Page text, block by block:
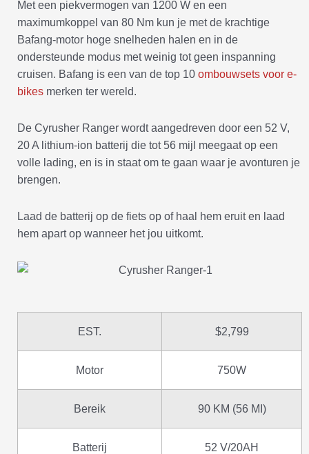
Met een piekvermogen van 1200 W en een
maximumkoppel van 80 Nm kun je met de krachtige
Bafang-motor hoge snelheden halen en in de
ondersteunde modus met weinig tot geen inspanning
cruisen. Bafang is een van de top 10 ombouwsets voor e-
bikes merken ter wereld.
De Cyrusher Ranger wordt aangedreven door een 52 V,
20 A lithium-ion batterij die tot 56 mijl meegaat op een
volle lading, en is in staat om te gaan waar je avonturen je
brengen.
Laad de batterij op de fiets op of haal hem eruit en laad
hem apart op wanneer het jou uitkomt.
EST. $2,799
Motor 750W
Bereik 90 KM (56 MI)
Batterij 52 V/20AH